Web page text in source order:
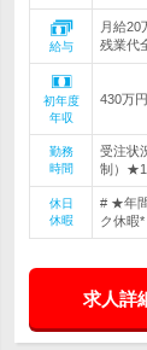
給与
月給20
残業代
初年度
年収
430万
勤務
時間
受注状
制）★1
休日
休暇
# ★年
ク休暇
求人詳